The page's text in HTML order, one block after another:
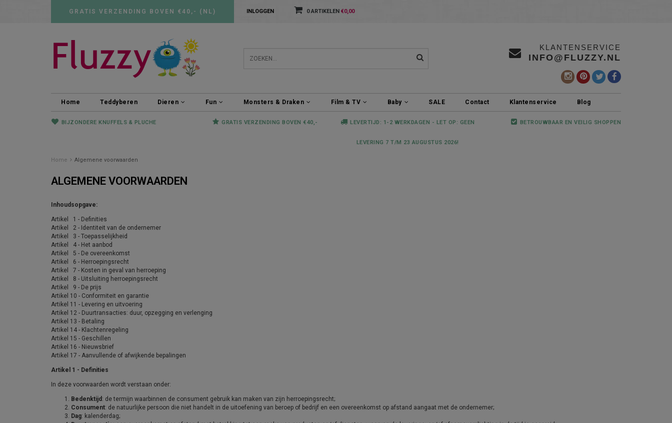
GRATIS VERZENDING BOVEN €40,- (NL) INLOGGEN 0 ARTIKELEN €0,00
KLANTENSERVICE
INFO@FLUZZY.NL
Home Teddyberen Dieren Fun Monsters & Draken Film & TV Baby SALE Contact Klantenservice Blog
BIJZONDERE KNUFFELS & PLUCHE GRATIS VERZENDING BOVEN €40,- LEVERTIJD: 1-2 WERKDAGEN - LET OP: GEEN
LEVERING 7 T/M 23 AUGUSTUS 2026!
BETROUWBAAR EN VEILIG SHOPPEN
Home Algemene voorwaarden
ALGEMENE VOORWAARDEN
Inhoudsopgave:
Artikel 1 - Definities
Artikel 2 - Identiteit van de ondernemer
Artikel 3 - Toepasselijkheid
Artikel 4 - Het aanbod
Artikel 5 - De overeenkomst
Artikel 6 - Herroepingsrecht
Artikel 7 - Kosten in geval van herroeping
Artikel 8 - Uitsluiting herroepingsrecht
Artikel 9 - De prijs
Artikel 10 - Conformiteit en garantie
Artikel 11 - Levering en uitvoering
Artikel 12 - Duurtransacties: duur, opzegging en verlenging
Artikel 13 - Betaling
Artikel 14 - Klachtenregeling
Artikel 15 - Geschillen
Artikel 16 - Nieuwsbrief
Artikel 17 - Aanvullende of afwijkende bepalingen
Artikel 1 - Definities
In deze voorwaarden wordt verstaan onder:
Bedenktijd : de termijn waarbinnen de consument gebruik kan maken van zijn herroepingsrecht;
Consument: de natuurlijke persoon die niet handelt in de uitoefening van beroep of bedrijf en een overeenkomst op afstand aangaat met de ondernemer;
Dag: kalenderdag;